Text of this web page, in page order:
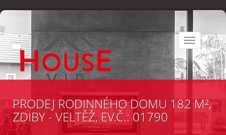
Toggle
navigation
PRODEJ RODINNÉHO DOMU 182 M²,
ZDIBY - VELTĚŽ, EV.Č.: 01790